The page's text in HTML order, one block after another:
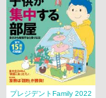
プレジデントFamily 2022